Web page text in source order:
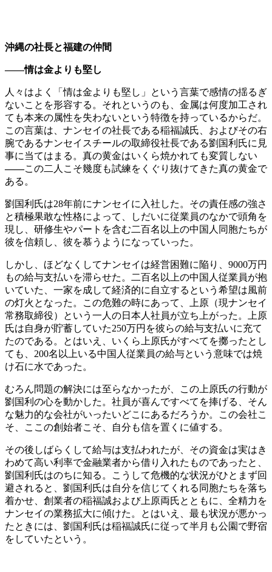
沖縄の社長と福建の仲間
——情は金よりも堅し
人々はよく「情は金よりも堅し」という言葉で感情の揺るぎ
ないことを形容する。それというのも、金属は何度加工され
ても本来の属性を失わないという特徴を持っているからだ。
この言葉は、ナンセイの社長である稲福誠氏、およびその右
腕であるナンセイスチールの取締役社長である劉国利氏に見
事に当てはまる。真の黄金はいくら焼かれても変質しない
――この二人こそ幾度も試練をくぐり抜けてきた真の黄金で
ある。
劉国利氏は28年前にナンセイに入社した。その責任感の強さ
と積極果敢な性格によって、しだいに従業員のなかで頭角を
現し、研修生やパートを含む二百名以上の中国人同胞たちが
彼を信頼し、彼を慕うようになっていった。
しかし、ほどなくしてナンセイは経営困難に陥り、9000万円
もの給与支払いを滞らせた。二百名以上の中国人従業員が抱
いていた、一家を成して経済的に自立するという希望は風前
の灯火となった。この危難の時にあって、上原（現ナンセイ
常務取締役）という一人の日本人社員が立ち上がった。上原
氏は自身が貯蓄していた250万円を彼らの給与支払いに充て
たのである。とはいえ、いくら上原氏がすべてを擲ったとし
ても、200名以上いる中国人従業員の給与という意味では焼
け石に水であった。
むろん問題の解決には至らなかったが、この上原氏の行動が
劉国利の心を動かした。社員が喜んですべてを捧げる、そん
な魅力的な会社がいったいどこにあるだろうか。この会社こ
そ、ここの創始者こそ、自分も信を置くに値する。
その後しばらくして給与は支払われたが、その資金は実はき
わめて高い利率で金融業者から借り入れたものであったと、
劉国利氏はのちに知る。こうして危機的な状況がひとまず回
避されると、劉国利氏は自分を信じてくれる同胞たちを落ち
着かせ、創業者の稲福誠および上原両氏とともに、全精力を
ナンセイの業務拡大に傾けた。とはいえ、最も状況が悪かっ
たときには、劉国利氏は稲福誠氏に従って半月も公園で野宿
をしていたという。